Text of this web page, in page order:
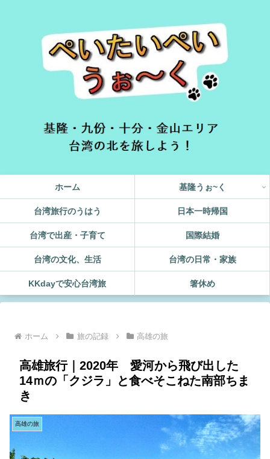
ホーム 基隆うぉ~く
台湾旅行のうはう 日本一時帰国
台湾で出産・子育て 国際結婚
台湾の文化、生活 台湾の日常・家族
KKdayで安心台湾旅 箸休め
ホーム 旅の記録 高雄の旅
高雄旅行｜2020年 愛河から飛び出した
14ｍの「クジラ」と食べそこねた南部ちま
き
高雄の旅